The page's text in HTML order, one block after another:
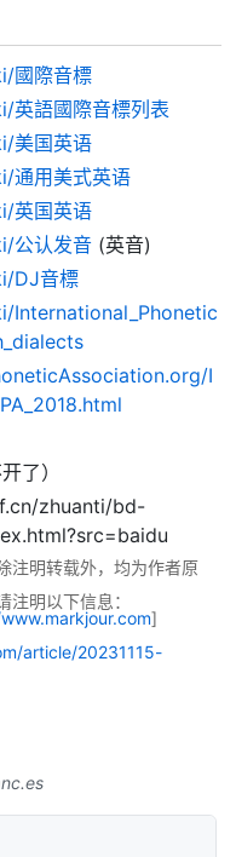
國際音標
語國際音標列表
美国英语
用美式英语
英国英语
公认发音 (英音)
DJ音標
I
了）
zhuanti/bd-
注明转载外，均为作者原
明以下信息：
]
article/20231115-